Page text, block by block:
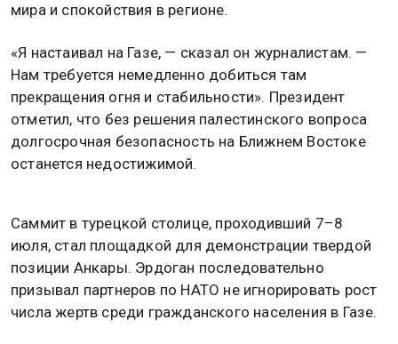
мира и спокойствия в регионе.
«Я настаивал на Газе, — сказал он журналистам. —
Нам требуется немедленно добиться там
прекращения огня и стабильности». Президент
отметил, что без решения палестинского вопроса
долгосрочная безопасность на Ближнем Востоке
останется недостижимой.
Саммит в турецкой столице, проходивший 7–8
июля, стал площадкой для демонстрации твердой
позиции Анкары. Эрдоган последовательно
призывал партнеров по НАТО не игнорировать рост
числа жертв среди гражданского населения в Газе.